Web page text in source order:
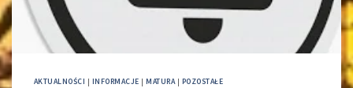
AKTUALNOŚCI | INFORMACJE |MATURA| POZOSTAŁE